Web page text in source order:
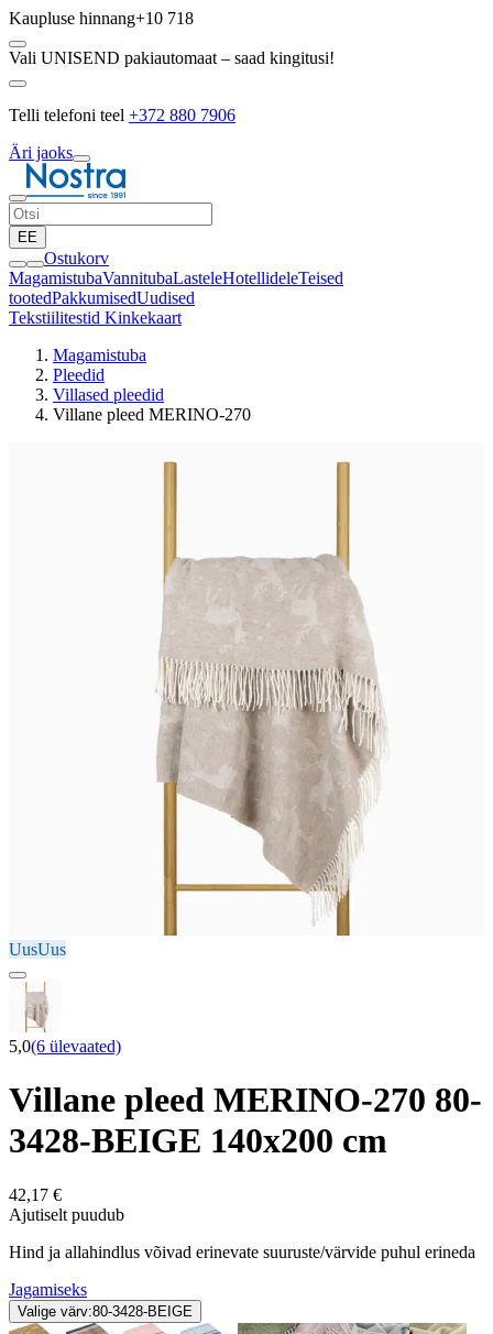
Kaupluse hinnang+10 718
Vali UNISEND pakiautomaat – saad kingitusi!
Telli telefoni teel +372 880 7906
Äri jaoks
EE
Ostukorv
MagamistubaVannitubaLasteleHotellideleTeised
tootedPakkumisedUudised
Tekstiilitestid Kinkekaart
Magamistuba
Pleedid
Villased pleedid
Villane pleed MERINO-270
UusUus
5,0(6 ülevaated)
Villane pleed MERINO-270 80-
3428-BEIGE 140x200 cm
42,17 €
Ajutiselt puudub
Hind ja allahindlus võivad erinevate suuruste/värvide puhul erineda
Jagamiseks
Valige värv:80-3428-BEIGE